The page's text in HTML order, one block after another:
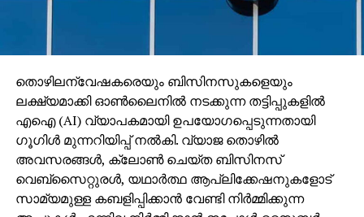
ചുമതലയുള്ളപ്പോള്‍ ഘ ടക കക്ഷിയെന്ന് പറയുന്നവര്‍ക്ക്
നക്കാപിച്ച തന്നെ ധാരാളം. അല്ലേലും ഈ എന്‍.ഡി.എ
എ ന്നൊ ക്കെ പറയുന്നത് സ്ഥാനമാനങ്ങള്‍ മോഹിച്ച്
കരുതി തട്ടിക്കൂട്ടിയ സംവിധാനമാണ് കേരളത്തിലെന്ന്
കൊച്ചു കുട്ടികള്‍ക്കു പോലും അറിയാവുന്നതാണല്ലോ.
യാത്രക്കു മുമ്പേ തന്നെ കേന്ദ്ര സര്‍ക്കാറിന്റെ
തൊപ്പിയില്‍ ഒരു കാക്കത്തൂവല്‍ കൂടി കൂട്ടിച്ചേര്‍ത്തു
കൊണ്ട് പാചക വാതക വിലയും കുത്തനെ കൂട്ടിയിട്ടുണ്ട്.
പെട്രോള്‍, ഡീസല്‍ വില വര്‍ധനവ്
കക്കൂസുണ്ടാക്കാനാണെങ്കില്‍ പാചക വാതക വില
തൊഴിലന്വേഷകരെയും ബിസിനസുകളെയും
ലക്ഷ്യമാക്കി ഓണ്‍ലൈനില്‍ നടക്കുന്ന തട്ടിപ്പുകളില്‍
എഐ (AI) വ്യാപകമായി ഉപയോഗപ്പെടുന്നതായി
ഗൂഗിള്‍ മുന്നറിയിപ്പ് നല്‍കി. വ്യാജ തൊഴില്‍
അവസരങ്ങള്‍, ക്ലോണ്‍ ചെയ്ത ബിസിനസ്
വെബ്‌സൈറ്റുരള്‍, യഥാര്‍ത്ഥ ആപ്ലിക്കേഷനുകളോട്
സാമ്യമുള്ള കബളിപ്പിക്കാന്‍ വേണ്ടി നിര്‍മ്മിക്കുന്ന